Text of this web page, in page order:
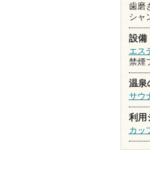
歯磨
シャ
設備
エス
禁煙
温泉
サウ
利用
カッ